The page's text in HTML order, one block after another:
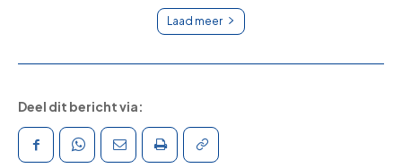
Laad meer
Deel dit bericht via: